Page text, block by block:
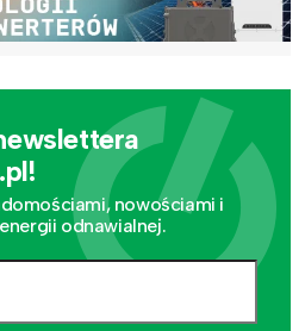
nowościami i
odnawialnej.